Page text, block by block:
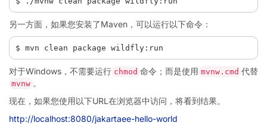
另一方面，如果您安装了Maven，可以运行以下命令：
对于Windows，不需要运行 chmod 命令；而是使用 mvnw.cmd 代替
mvnw 。
现在，如果您使用以下URL在浏览器中访问，将看到结果。
http://localhost:8080/jakartaee-hello-world